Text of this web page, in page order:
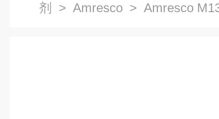
剂
> Amresco > Amresco